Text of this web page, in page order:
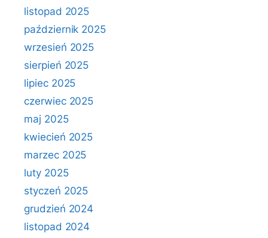
listopad 2025
październik 2025
wrzesień 2025
sierpień 2025
lipiec 2025
czerwiec 2025
maj 2025
kwiecień 2025
marzec 2025
luty 2025
styczeń 2025
grudzień 2024
listopad 2024